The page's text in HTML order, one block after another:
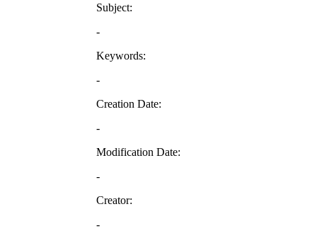
Subject:
-
Keywords:
-
Creation Date:
-
Modification Date:
-
Creator:
-